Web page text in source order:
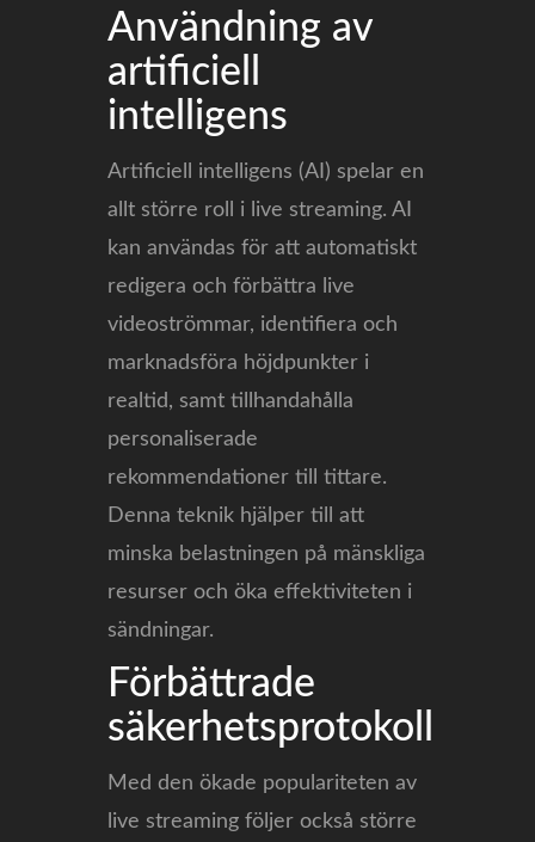
Användning av
artificiell
intelligens
Artificiell intelligens (AI) spelar en
allt större roll i live streaming. AI
kan användas för att automatiskt
redigera och förbättra live
videoströmmar, identifiera och
marknadsföra höjdpunkter i
realtid, samt tillhandahålla
personaliserade
rekommendationer till tittare.
Denna teknik hjälper till att
minska belastningen på mänskliga
resurser och öka effektiviteten i
sändningar.
Förbättrade
säkerhetsprotokoll
Med den ökade populariteten av
live streaming följer också större